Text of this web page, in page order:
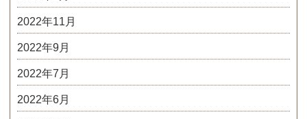
2022年11月
2022年9月
2022年7月
2022年6月